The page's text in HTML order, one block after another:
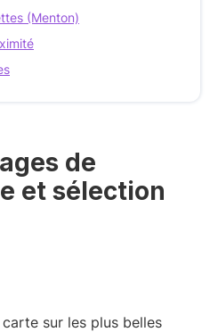
(Menton)
de
et sélection
sur les plus belles